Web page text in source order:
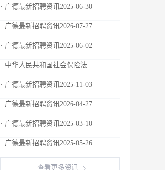
· 广德最新招聘资讯2025-06-30
· 广德最新招聘资讯2026-07-27
· 广德最新招聘资讯2025-06-02
· 中华人民共和国社会保险法
· 广德最新招聘资讯2025-11-03
· 广德最新招聘资讯2026-04-27
· 广德最新招聘资讯2025-03-10
· 广德最新招聘资讯2025-05-26
查看更多资讯